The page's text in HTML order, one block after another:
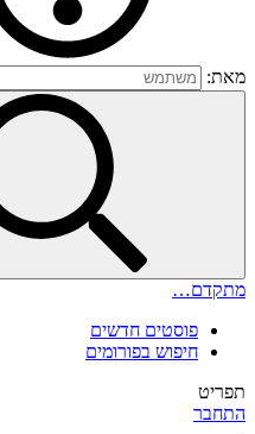
מאת:
מתקדם…
פוסטים חדשים
חיפוש בפורומים
תפריט
התחבר